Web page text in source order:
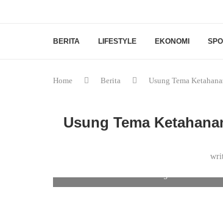
BERITA LIFESTYLE EKONOMI
Home Berita Usung Tema
Usung Tema